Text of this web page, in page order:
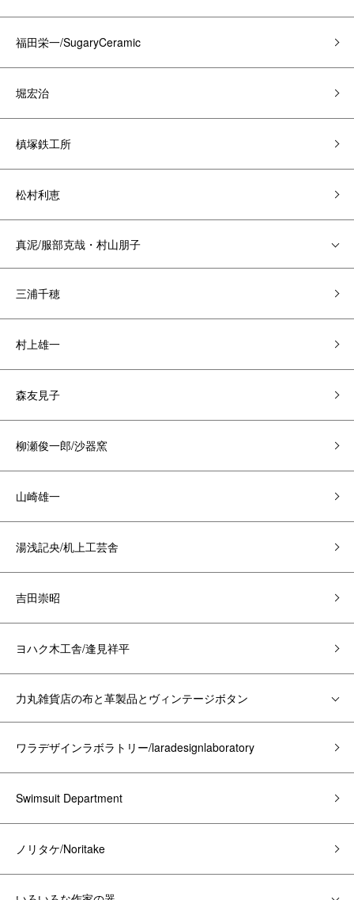
福田栄一/SugaryCeramic
堀宏治
槙塚鉄工所
松村利恵
真泥/服部克哉・村山朋子
三浦千穂
村上雄一
森友見子
柳瀬俊一郎/沙器窯
山崎雄一
湯浅記央/机上工芸舎
吉田崇昭
ヨハク木工舎/逢見祥平
力丸雑貨店の布と革製品とヴィンテージボタン
ワラデザインラボラトリー/laradesignlaboratory
Swimsuit Department
ノリタケ/Noritake